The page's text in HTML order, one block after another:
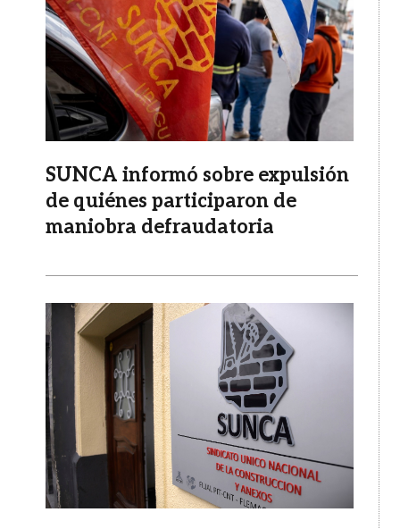
SUNCA informó sobre expulsión
de quiénes participaron de
maniobra defraudatoria
Imagen